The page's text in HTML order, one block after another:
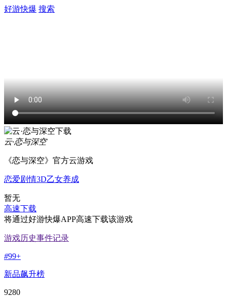
好游快爆 搜索
云·恋与深空
《恋与深空》官方云游戏
恋爱剧情3D乙女养成
暂无
高速下载
将通过好游快爆APP高速下载该游戏
游戏历史事件记录
#99+
新品飙升榜
9280